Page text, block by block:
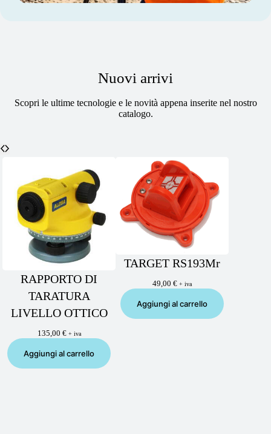
Nuovi arrivi
Scopri le ultime tecnologie e le novità appena inserite nel nostro
catalogo.
RAPPORTO DI
TARATURA
LIVELLO OTTICO
135,00 € + iva
Aggiungi al carrello
TARGET RS193Mr
49,00 € + iva
Aggiungi al carrello